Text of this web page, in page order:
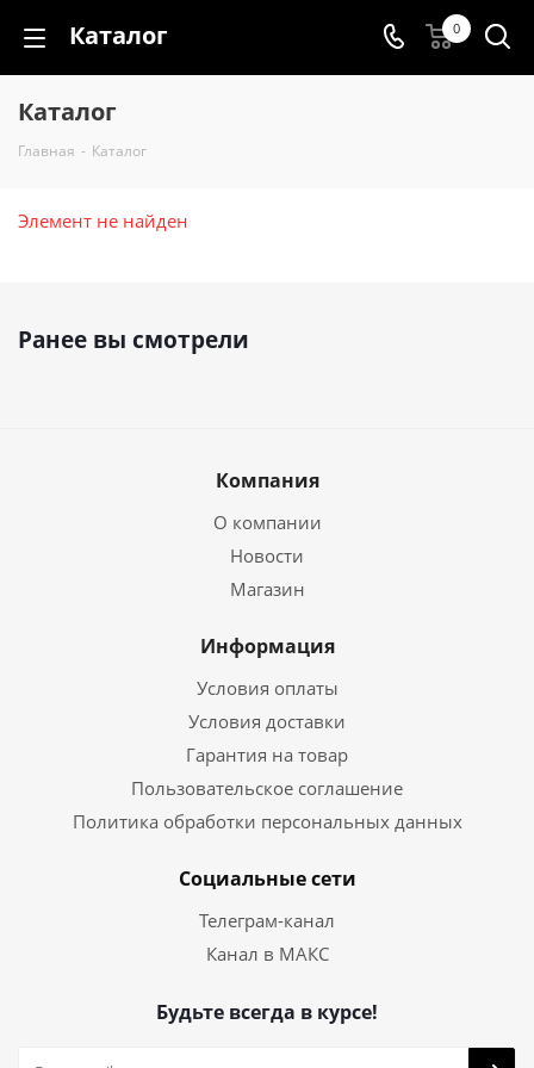
Каталог 0
Каталог
Главная - Каталог
Элемент не найден
Ранее вы смотрели
Компания
О компании
Новости
Магазин
Информация
Условия оплаты
Условия доставки
Гарантия на товар
Пользовательское соглашение
Политика обработки персональных данных
Социальные сети
Телеграм-канал
Канал в МАКС
Будьте всегда в курсе!